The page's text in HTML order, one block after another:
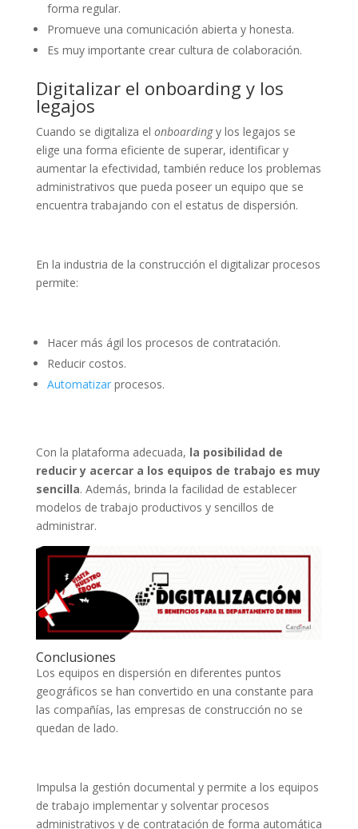
forma regular.
Promueve una comunicación abierta y honesta.
Es muy importante crear cultura de colaboración.
Digitalizar el onboarding y los
legajos
Cuando se digitaliza el onboardingy los legajos se
elige una forma eficiente de superar, identificar y
aumentar la efectividad, también reduce los problemas
administrativos que pueda poseer un equipo que se
encuentra trabajando con el estatus de dispersión.
En la industria de la construcción el digitalizar procesos
permite:
Hacer más ágil los procesos de contratación.
Reducir costos.
Automatizarprocesos.
Con la plataforma adecuada, la posibilidad de
reducir y acercar a los equipos de trabajo es muy
sencilla. Además, brinda la facilidad de establecer
modelos de trabajo productivos y sencillos de
administrar.
Conclusiones
Los equipos en dispersión en diferentes puntos
geográficos se han convertido en una constante para
las compañías, las empresas de construcción no se
quedan de lado.
Impulsa la gestión documental y permite a los equipos
de trabajo implementar y solventar procesos
administrativos y de contratación de forma automática